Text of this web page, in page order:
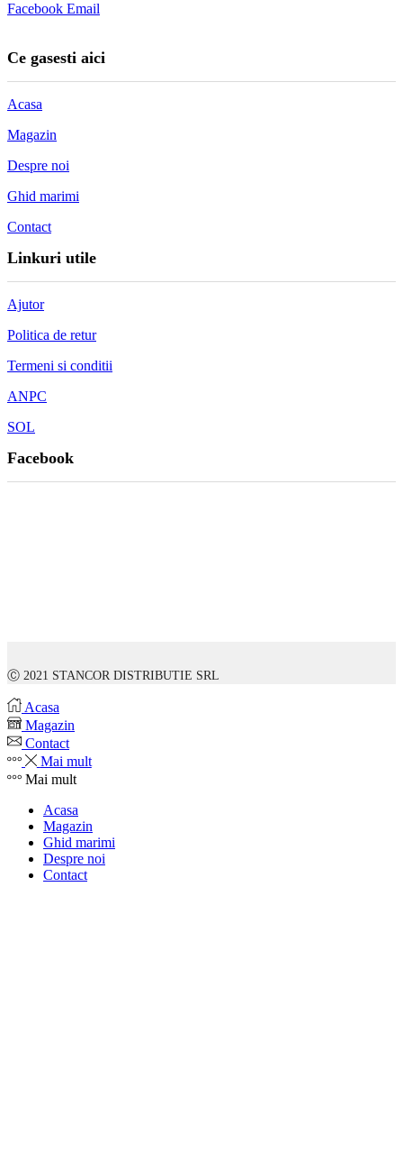
Facebook Email
Ce gasesti aici
Acasa
Magazin
Despre noi
Ghid marimi
Contact
Linkuri utile
Ajutor
Politica de retur
Termeni si conditii
ANPC
SOL
Facebook
Ⓒ 2021 STANCOR DISTRIBUTIE SRL
Acasa
Magazin
Contact
Mai mult
Mai mult
Acasa
Magazin
Ghid marimi
Despre noi
Contact